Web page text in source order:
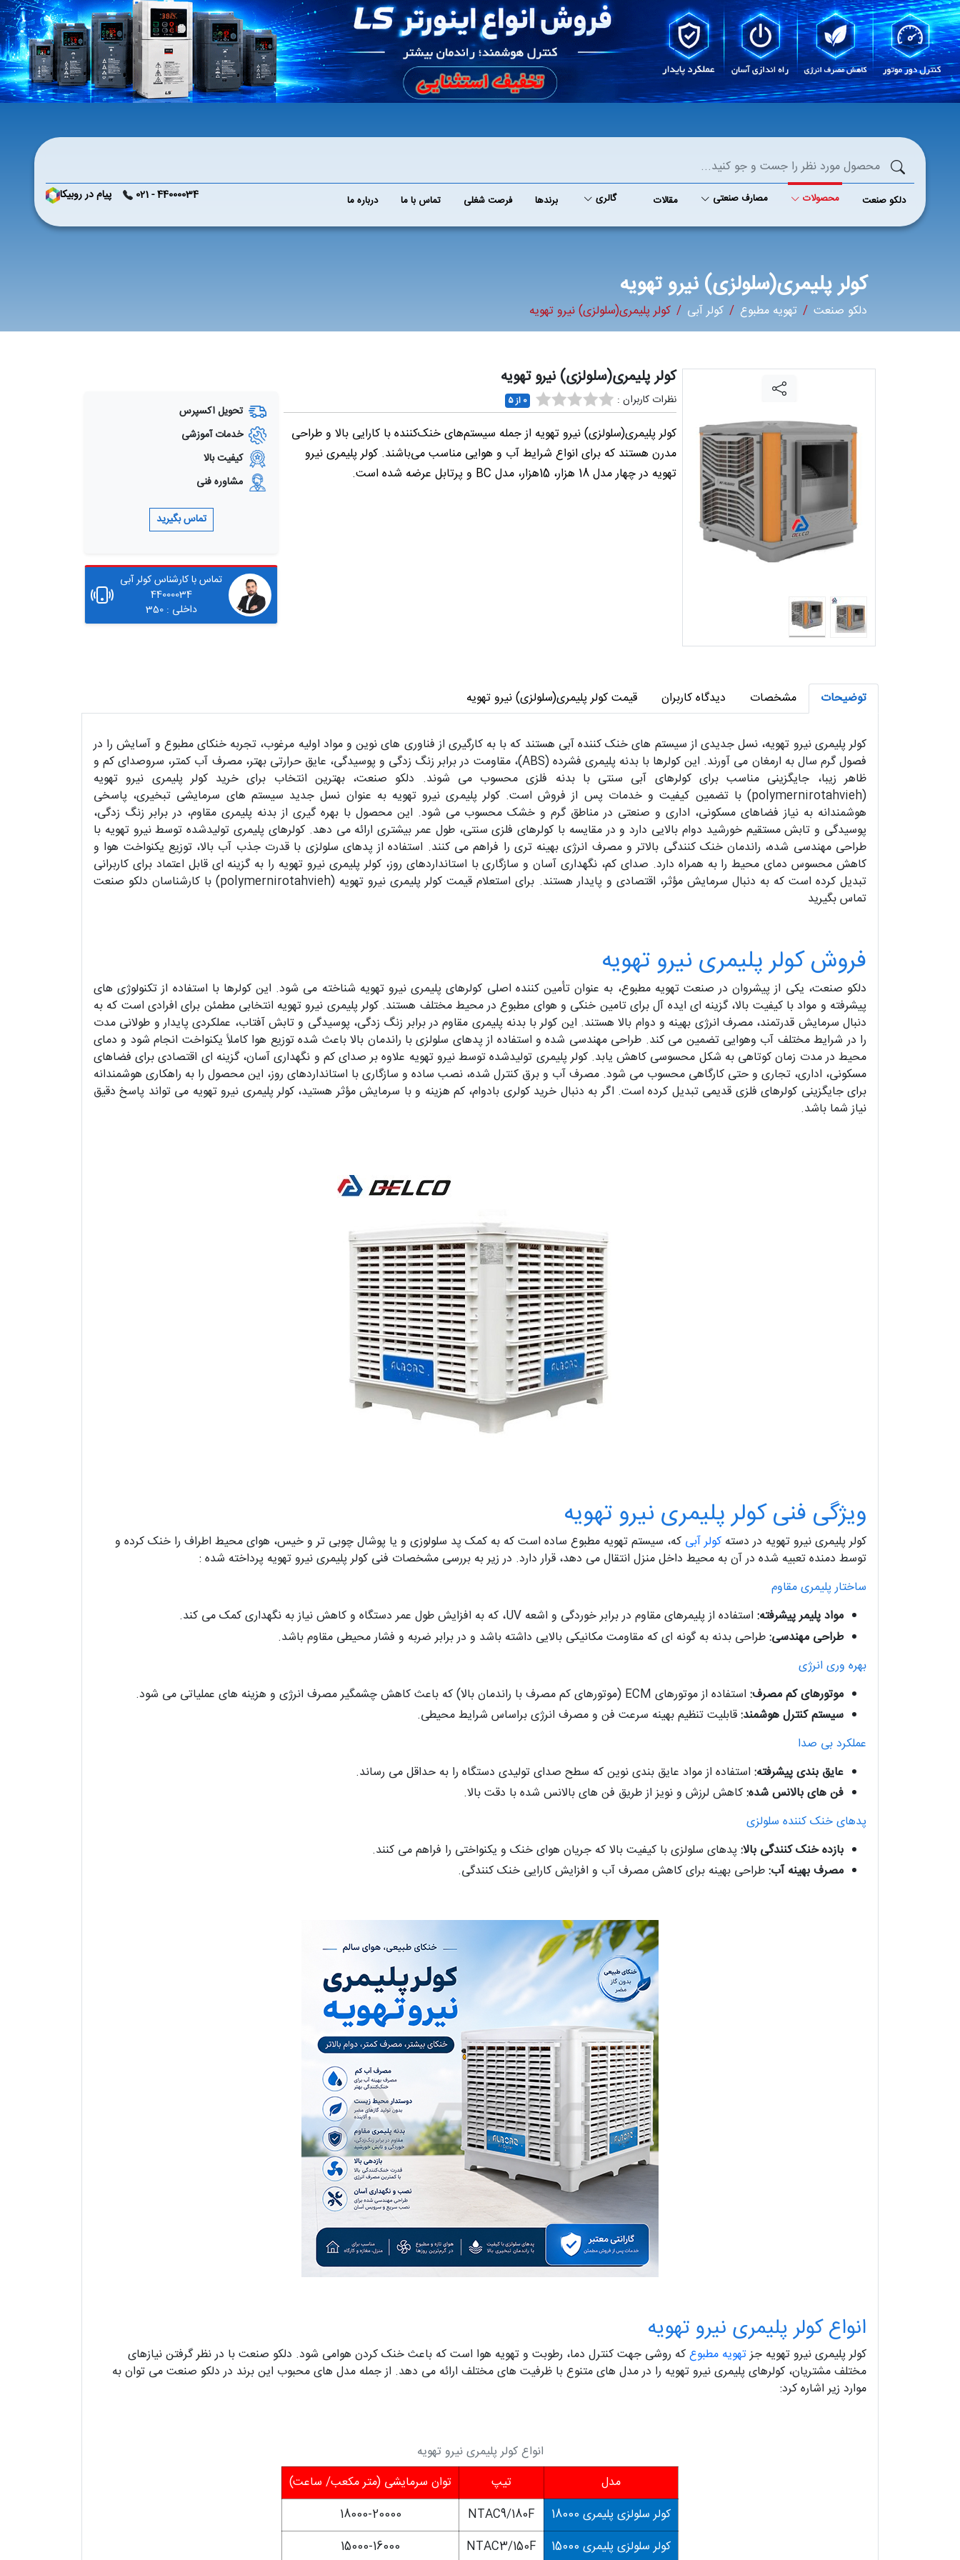
دلکو صنعت محصولات مصارف صنعتی مقالات گالری برند‌ها فرصت شغلی تماس با ما درباره ما 44000034 - 021 پیام در روبیکا
کولر پلیمری(سلولزی) نیرو تهویه
دلکو صنعت تهویه مطبوع کولر آبی کولر پلیمری(سلولزی) نیرو تهویه
کولر پلیمری(سلولزی) نیرو تهویه
نظرات کاربران : 0 از ۵
کولر پلیمری(سلولزی) نیرو تهویه از جمله سیستم‌های خنک‌کننده با کارایی بالا و طراحی
مدرن هستند که برای انواع شرایط آب و هوایی مناسب می‌باشند. کولر پلیمری نیرو
تهویه در چهار مدل 18 هزار، 15هزار، مدل BC و پرتابل عرضه شده است.
تحویل اکسپرس
خدمات آموزشی
کیفیت بالا
مشاوره فنی
تماس بگیرید
تماس با کارشناس کولر آبی
44000034
داخلی : 350
توضیحات مشخصات دیدگاه کاربران قیمت کولر پلیمری(سلولزی) نیرو تهویه
کولر پلیمری نیرو تهویه، نسل جدیدی از سیستم های خنک کننده آبی هستند که با به کارگیری از فناوری های نوین و مواد اولیه مرغوب، تجربه خنکای مطبوع و آسایش را در
فصول گرم سال به ارمغان می آورند. این کولرها با بدنه پلیمری فشرده (ABS)، مقاومت در برابر زنگ زدگی و پوسیدگی، عایق حرارتی بهتر، مصرف آب کمتر، سروصدای کم و
ظاهر زیبا، جایگزینی مناسب برای کولرهای آبی سنتی با بدنه فلزی محسوب می شوند. دلکو صنعت، بهترین انتخاب برای خرید کولر پلیمری نیرو تهویه
(polymernirotahvieh) با تضمین کیفیت و خدمات پس از فروش است. کولر پلیمری نیرو تهویه به عنوان نسل جدید سیستم های سرمایشی تبخیری، پاسخی
هوشمندانه به نیاز فضاهای مسکونی، اداری و صنعتی در مناطق گرم و خشک محسوب می شود. این محصول با بهره گیری از بدنه پلیمری مقاوم، در برابر زنگ زدگی،
پوسیدگی و تابش مستقیم خورشید دوام بالایی دارد و در مقایسه با کولرهای فلزی سنتی، طول عمر بیشتری ارائه می دهد. کولرهای پلیمری تولیدشده توسط نیرو تهویه با
طراحی مهندسی شده، راندمان خنک کنندگی بالاتر و مصرف انرژی بهینه تری را فراهم می کنند. استفاده از پدهای سلولزی با قدرت جذب آب بالا، توزیع یکنواخت هوا و
کاهش محسوس دمای محیط را به همراه دارد. صدای کم، نگهداری آسان و سازگاری با استانداردهای روز، کولر پلیمری نیرو تهویه را به گزینه ای قابل اعتماد برای کاربرانی
تبدیل کرده است که به دنبال سرمایش مؤثر، اقتصادی و پایدار هستند. برای استعلام قیمت کولر پلیمری نیرو تهویه (polymernirotahvieh) با کارشناسان دلکو صنعت
تماس بگیرید
فروش کولر پلیمری نیرو تهویه
دلکو صنعت، یکی از پیشروان در صنعت تهویه مطبوع، به عنوان تأمین کننده اصلی کولرهای پلیمری نیرو تهویه شناخته می شود. این کولرها با استفاده از تکنولوژی های
پیشرفته و مواد با کیفیت بالا، گزینه ای ایده آل برای تامین خنکی و هوای مطبوع در محیط مختلف هستند. کولر پلیمری نیرو تهویه انتخابی مطمئن برای افرادی است که به
دنبال سرمایش قدرتمند، مصرف انرژی بهینه و دوام بالا هستند. این کولر با بدنه پلیمری مقاوم در برابر زنگ زدگی، پوسیدگی و تابش آفتاب، عملکردی پایدار و طولانی مدت
را در شرایط مختلف آب وهوایی تضمین می کند. طراحی مهندسی شده و استفاده از پدهای سلولزی با راندمان بالا باعث شده توزیع هوا کاملاً یکنواخت انجام شود و دمای
محیط در مدت زمان کوتاهی به شکل محسوسی کاهش یابد. کولر پلیمری تولیدشده توسط نیرو تهویه علاوه بر صدای کم و نگهداری آسان، گزینه ای اقتصادی برای فضاهای
مسکونی، اداری، تجاری و حتی کارگاهی محسوب می شود. مصرف آب و برق کنترل شده، نصب ساده و سازگاری با استانداردهای روز، این محصول را به راهکاری هوشمندانه
برای جایگزینی کولرهای فلزی قدیمی تبدیل کرده است. اگر به دنبال خرید کولری بادوام، کم هزینه و با سرمایش مؤثر هستید، کولر پلیمری نیرو تهویه می تواند پاسخ دقیق
نیاز شما باشد.
ویژگی فنی کولر پلیمری نیرو تهویه
کولر پلیمری نیرو تهویه در دسته کولر آبی که، سیستم تهویه مطبوع ساده است که به کمک پد سلولوزی و یا پوشال چوبی تر و خیس، هوای محیط اطراف را خنک کرده و
توسط دمنده تعبیه شده در آن به محیط داخل منزل انتقال می دهد، قرار دارد. در زیر به بررسی مشخصات فنی کولر پلیمری نیرو تهویه پرداخته شده :
ساختار پلیمری مقاوم
مواد پلیمر پیشرفته: استفاده از پلیمرهای مقاوم در برابر خوردگی و اشعه UV، که به افزایش طول عمر دستگاه و کاهش نیاز به نگهداری کمک می کند.
طراحی مهندسی:طراحی بدنه به گونه ای که مقاومت مکانیکی بالایی داشته باشد و در برابر ضربه و فشار محیطی مقاوم باشد.
بهره وری انرژی
موتورهای کم مصرف: استفاده از موتورهای ECM (موتورهای کم مصرف با راندمان بالا) که باعث کاهش چشمگیر مصرف انرژی و هزینه های عملیاتی می شود.
سیستم کنترل هوشمند:قابلیت تنظیم بهینه سرعت فن و مصرف انرژی براساس شرایط محیطی.
عملکرد بی صدا
عایق بندی پیشرفته: استفاده از مواد عایق بندی نوین که سطح صدای تولیدی دستگاه را به حداقل می رساند.
فن های بالانس شده:کاهش لرزش و نویز از طریق فن های بالانس شده با دقت بالا.
پدهای خنک کننده سلولزی
بازده خنک کنندگی بالا: پدهای سلولزی با کیفیت بالا که جریان هوای خنک و یکنواختی را فراهم می کنند.
مصرف بهینه آب:طراحی بهینه برای کاهش مصرف آب و افزایش کارایی خنک کنندگی.
انواع کولر پلیمری نیرو تهویه
کولر پلیمری نیرو تهویه جزتهویه مطبوعکه روشی جهت کنترل دما، رطوبت و تهویه هوا است که باعث خنک کردن هوامی شود. دلکو صنعت با در نظر گرفتن نیازهای
مختلف مشتریان، کولرهای پلیمری نیرو تهویه را در مدل های متنوع با ظرفیت های مختلف ارائه می دهد. از جمله مدل های محبوب این برند در دلکو صنعت می توان به
موارد زیر اشاره کرد:
انواع کولر پلیمری نیرو تهویه
مدل
تیپ
توان سرمایشی (متر مکعب/ ساعت)
کولر سلولزی پلیمری 18000
NTAC9/180F
18000-20000
کولر سلولزی پلیمری 15000
NTAC3/150F
15000-16000